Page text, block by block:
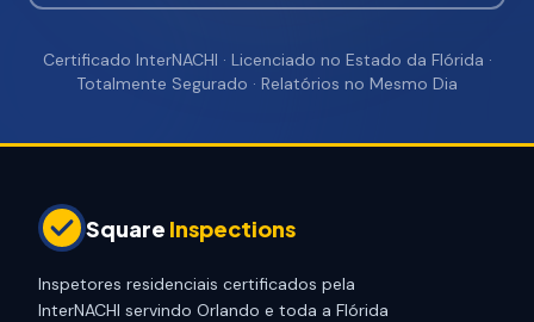
Certificado InterNACHI · Licenciado no Estado da Flórida ·
Totalmente Segurado · Relatórios no Mesmo Dia
Square Inspections
Inspetores residenciais certificados pela
InterNACHI servindo Orlando e toda a Flórida